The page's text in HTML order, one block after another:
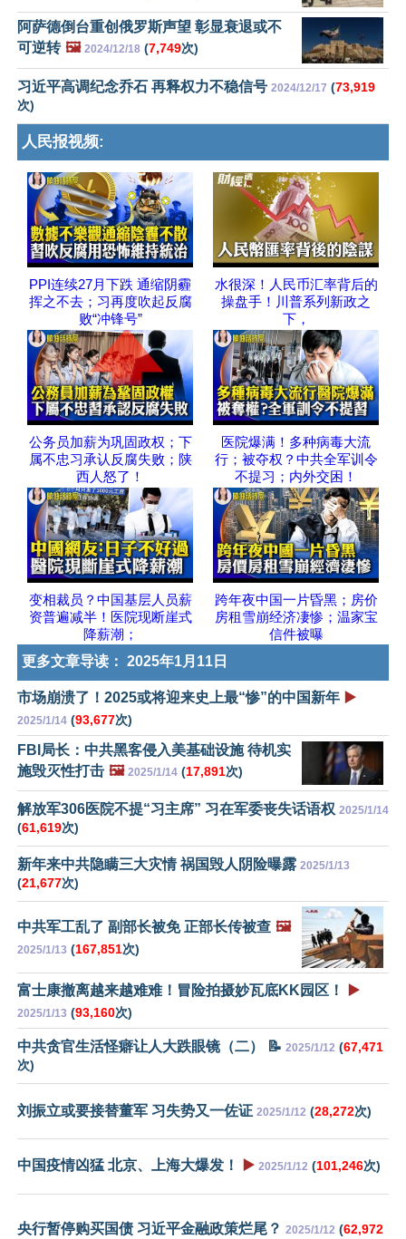
阿萨德倒台重创俄罗斯声望 彰显衰退或不
可逆转 🖼️ 2024/12/18 (7,749次)
习近平高调纪念乔石 再释权力不稳信号 2024/12/17 (73,919
次)
人民报视频:
PPI连续27月下跌 通缩阴霾
挥之不去；习再度吹起反腐
败“冲锋号”
水很深！人民币汇率背后的
操盘手！川普系列新政之
下，
公务员加薪为巩固政权；下
属不忠习承认反腐失败；陕
西人怒了！
医院爆满！多种病毒大流
行；被夺权？中共全军训令
不提习；内外交困！
变相裁员？中国基层人员薪
资普遍减半！医院现断崖式
降薪潮；
跨年夜中国一片昏黑；房价
房租雪崩经济凄惨；温家宝
信件被曝
更多文章导读： 2025年1月11日
市场崩溃了！2025或将迎来史上最“惨”的中国新年 ▶️
2025/1/14 (93,677次)
FBI局长：中共黑客侵入美基础设施 待机实
施毁灭性打击 🖼️ 2025/1/14 (17,891次)
解放军306医院不提“习主席” 习在军委丧失话语权 2025/1/14
(61,619次)
新年来中共隐瞒三大灾情 祸国毁人阴险曝露 2025/1/13
(21,677次)
中共军工乱了 副部长被免 正部长传被查 🖼️
2025/1/13 (167,851次)
富士康撤离越来越难难！冒险拍摄妙瓦底KK园区！ ▶️
2025/1/13 (93,160次)
中共贪官生活怪癖让人大跌眼镜（二） 📝 2025/1/12 (67,471
次)
刘振立或要接替董军 习失势又一佐证 2025/1/12 (28,272次)
中国疫情凶猛 北京、上海大爆发！ ▶️ 2025/1/12 (101,246次)
央行暂停购买国债 习近平金融政策烂尾？ 2025/1/12 (62,972